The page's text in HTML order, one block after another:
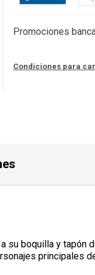
Promociones
Condiciones para
boquilla y tapón
principales